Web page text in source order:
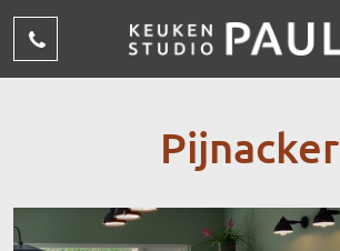
Overslaan en naar de inhoud gaan
(015)
Pijnacker